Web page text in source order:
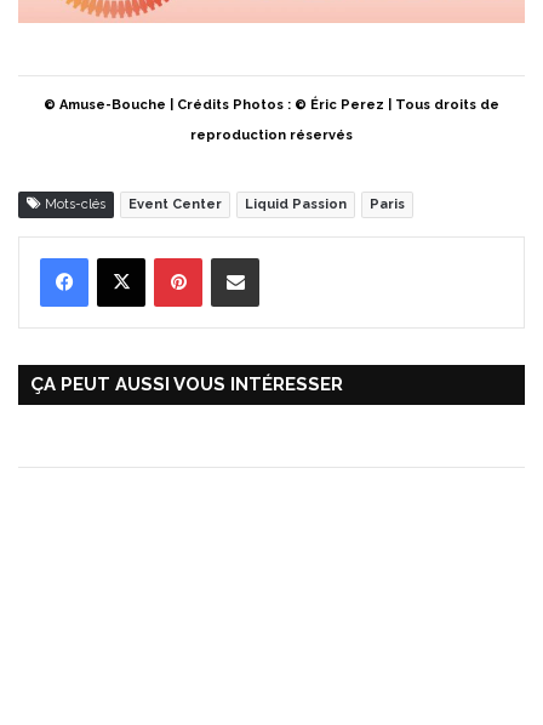
© Amuse-Bouche | Crédits Photos : © Éric Perez | Tous droits de
reproduction réservés
Mots-clés Event Center Liquid Passion Paris
ÇA PEUT AUSSI VOUS INTÉRESSER